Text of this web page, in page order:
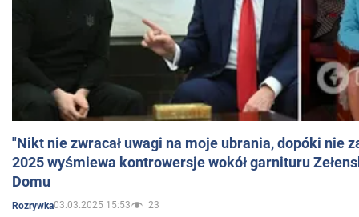
"Nikt nie zwracał uwagi na moje ubrania, dopóki nie
2025 wyśmiewa kontrowersje wokół garnituru
Domu
Rozrywka03.03.2025 15:53 23